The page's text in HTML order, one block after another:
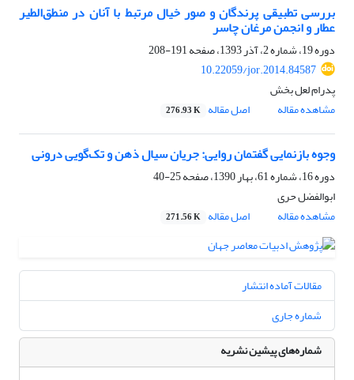
بررسی تطبیقی پرندگان و صور خیال مرتبط با آنان در منطق‌الطیر
عطار و انجمن مرغان چاسر
دوره 19، شماره 2، آذر 1393، صفحه
191-208
10.22059/jor.2014.84587
پدرام لعل بخش
مشاهده مقاله
اصل مقاله 276.93 K
وجوه بازنمایی گفتمان روایی: جریان سیال ذهن و تک‌گویی درونی
دوره 16، شماره 61، بهار 1390، صفحه
25-40
ابوالفضل حری
مشاهده مقاله
اصل مقاله 271.56 K
مقالات آماده انتشار
شماره جاری
شماره‌های پیشین نشریه